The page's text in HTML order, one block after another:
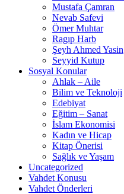
Mustafa Çamran
Nevab Safevi
Ömer Muhtar
Ragıp Harb
Şeyh Ahmed Yasin
Seyyid Kutup
Sosyal Konular
Ahlak – Aile
Bilim ve Teknoloji
Edebiyat
Eğitim – Sanat
İslam Ekonomisi
Kadın ve Hicap
Kitap Önerisi
Sağlık ve Yaşam
Uncategorized
Vahdet Konusu
Vahdet Önderleri